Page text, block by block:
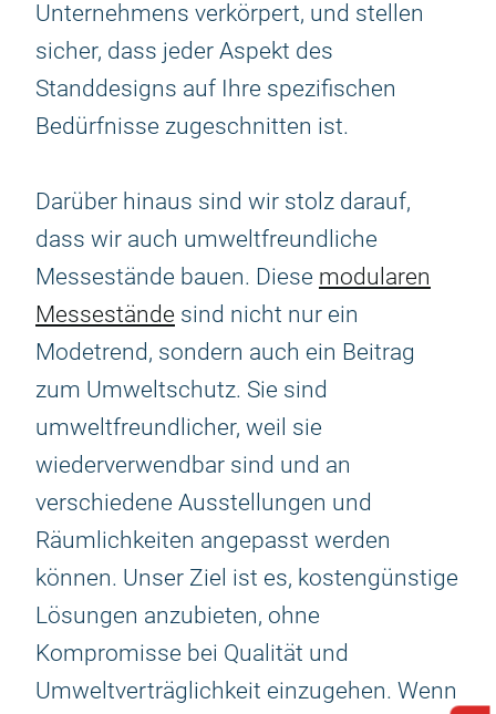
Unternehmens verkörpert, und stellen
sicher, dass jeder Aspekt des
Standdesigns auf Ihre spezifischen
Bedürfnisse zugeschnitten ist.
Darüber hinaus sind wir stolz darauf,
dass wir auch umweltfreundliche
Messestände bauen. Diese modularen
Messestände sind nicht nur ein
Modetrend, sondern auch ein Beitrag
zum Umweltschutz. Sie sind
umweltfreundlicher, weil sie
wiederverwendbar sind und an
verschiedene Ausstellungen und
Räumlichkeiten angepasst werden
können. Unser Ziel ist es, kostengünstige
Lösungen anzubieten, ohne
Kompromisse bei Qualität und
Umweltverträglichkeit einzugehen. Wenn